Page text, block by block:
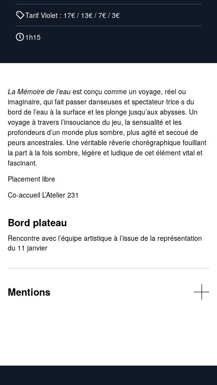
Tarif Violet : 17€ / 13€ / 7€ / 3€
1h15
La Mémoire de l’eau est conçu comme un voyage, réel ou
imaginaire, qui fait passer danseuses et spectateur·trice·s du
bord de l’eau à la surface et les plonge jusqu’aux abysses. Un
voyage à travers l’insouciance du jeu, la sensualité et les
profondeurs d’un monde plus sombre, plus agité et secoué de
peurs ancestrales. Une véritable rêverie chorégraphique fouillant
la part à la fois sombre, légère et ludique de cet élément vital et
fascinant.
Placement libre
Co-accueil L’Atelier 231
Bord plateau
Rencontre avec l’équipe artistique à l’issue de la représentation
du 11 janvier
Mentions
; Les Ateliers Frappaz – CNAREP Villeurbanne ; Sur le pont –